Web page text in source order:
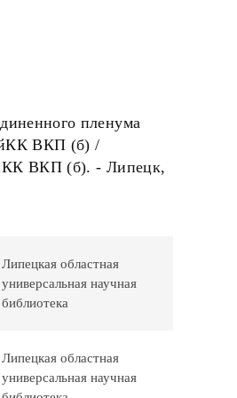
пленума
ВКП (б) /
ВКП (б). - Липецк,
Липецкая областная
универсальная научная
библиотека
Липецкая областная
универсальная научная